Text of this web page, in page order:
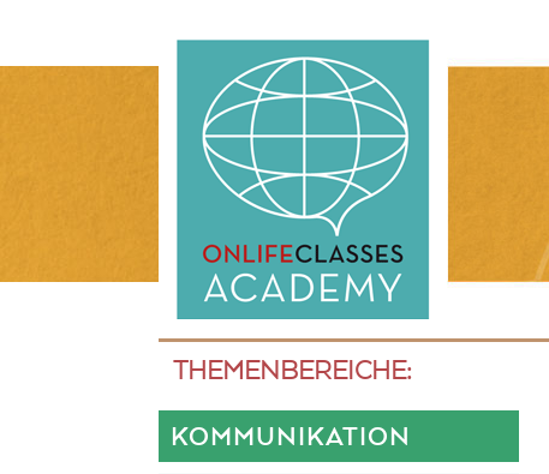
THEMENBEREICHE:
KOMMUNIKATION